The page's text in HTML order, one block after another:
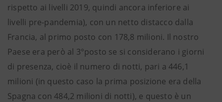
rispetto ai livelli 2019, quindi ancora inferiore ai
livelli pre-pandemia), con un netto distacco dalla
Francia, al primo posto con 178,8 milioni. Il nostro
Paese era però al 3°posto se si considerano i giorni
di presenza, cioè il numero di notti, pari a 446,1
milioni (in questo caso la prima posizione era della
Spagna con 484,2 milioni di notti), e questo è un